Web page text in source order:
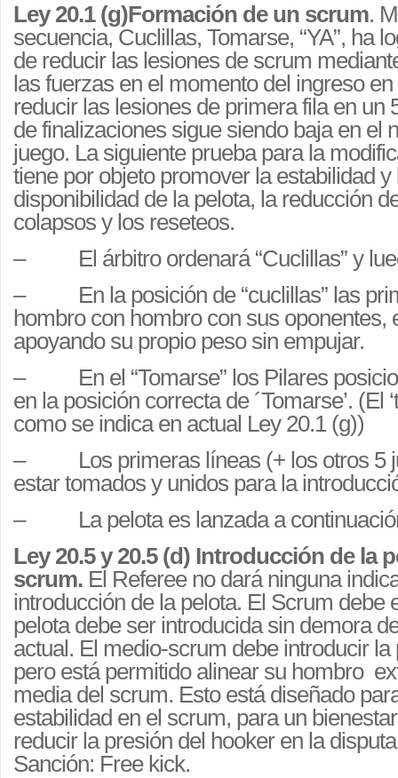
Ley 20.1 (g)Formación de un scrum.
secuencia, Cuclillas, Tomarse, “YA”, ha
de reducir las lesiones de scrum
las fuerzas en el momento del ingreso
reducir las lesiones de primera fila en un
de finalizaciones sigue siendo baja en el
juego. La siguiente prueba para la
tiene por objeto promover la estabilidad
disponibilidad de la pelota, la reducción
colapsos y los reseteos.
– El árbitro ordenará “Cuclillas” y
– En la posición de “cuclillas” las
hombro con hombro con sus oponentes,
apoyando su propio peso sin empujar.
– En el “Tomarse” los Pilares
en la posición correcta de ´Tomarse’. (El
como se indica en actual Ley 20.1 (g))
– Los primeras líneas (+ los otros 5
estar tomados y unidos para la
– La pelota es lanzada a
Ley 20.5 y 20.5 (d) Introducción de la
scrum. El Referee no dará ninguna
introducción de la pelota. El Scrum debe
pelota debe ser introducida sin demora
actual. El medio-scrum debe introducir la
pero está permitido alinear su hombro
media del scrum. Esto está diseñado
estabilidad en el scrum, para un
reducir la presión del hooker en la
Sanción: Free kick.